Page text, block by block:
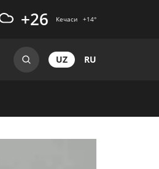
+26 Кечаси +14°
UZ RU